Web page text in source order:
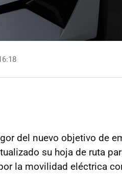
del nuevo objetivo de
su hoja de ruta
la movilidad eléctrica